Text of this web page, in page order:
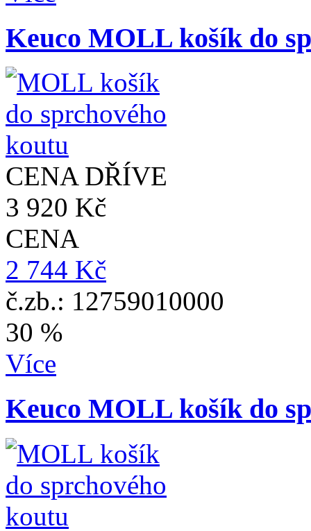
Keuco MOLL košík do
CENA DŘÍVE
3 920 Kč
CENA
2 744 Kč
č.zb.: 12759010000
30 %
Více
Keuco MOLL košík do